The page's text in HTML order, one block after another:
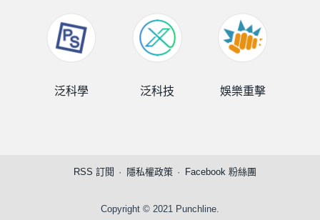
泛科學 泛科技 娛樂重擊
RSS 訂閱 隱私權政策 Facebook 粉絲團
Copyright © 2021 Punchline.